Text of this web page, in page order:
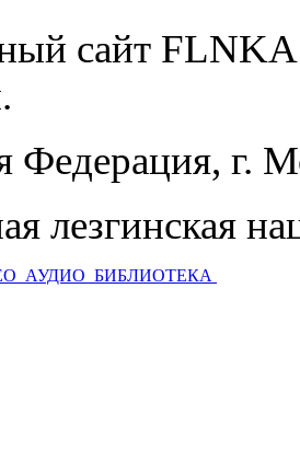
сайт
Федерация, г.
лезгинская
АУДИО БИБЛИОТЕКА